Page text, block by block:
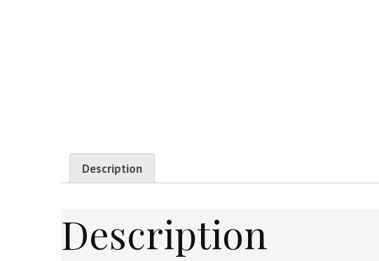
Description
Description